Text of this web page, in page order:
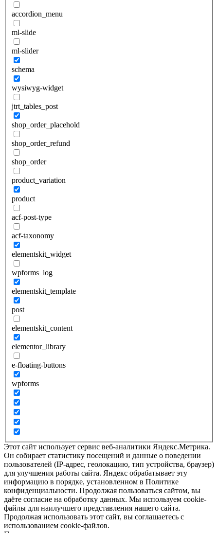
accordion_menu
ml-slide
ml-slider
schema
wysiwyg-widget
jtrt_tables_post
shop_order_placehold
shop_order_refund
shop_order
product_variation
product
acf-post-type
acf-taxonomy
elementskit_widget
wpforms_log
elementskit_template
post
elementskit_content
elementor_library
e-floating-buttons
wpforms
Этот сайт использует сервис веб-аналитики Яндекс.Метрика.
Он собирает статистику посещений и данные о поведении
пользователей (IP-адрес, геолокацию, тип устройства, браузер)
для улучшения работы сайта. Яндекс обрабатывает эту
информацию в порядке, установленном в Политике
конфиденциальности. Продолжая пользоваться сайтом, вы
даёте согласие на обработку данных. Мы используем cookie-
файлы для наилучшего представления нашего сайта.
Продолжая использовать этот сайт, вы соглашаетесь с
использованием cookie-файлов.